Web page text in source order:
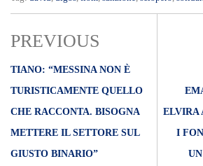
PREVIOUS
TIANO: “MESSINA NON È
TURISTICAMENTE QUELLO
CHE RACCONTA. BISOGNA
METTERE IL SETTORE SUL
GIUSTO BINARIO”
ELVIRA
I